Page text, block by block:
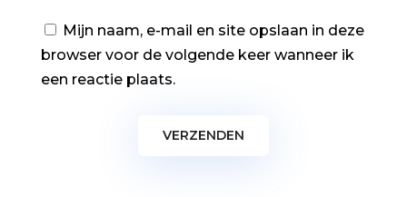
Mijn naam, e-mail en site opslaan in deze
browser voor de volgende keer wanneer ik
een reactie plaats.